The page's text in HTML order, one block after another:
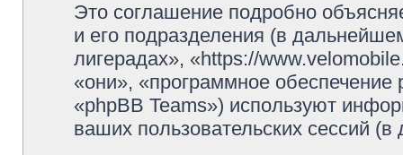
Это соглашение подробно
и его подразделения (в
лигерадах», «https://
«они», «программное
«phpBB Teams») используют
ваших пользовательских сессий